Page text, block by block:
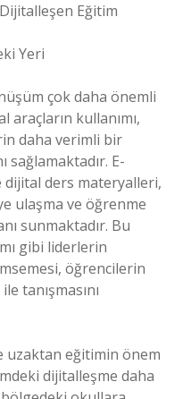
Eğitim
Yeri
çok daha önemli
kullanımı,
daha verimli bir
sağlamaktadır. E-
ders materyalleri,
ulaşma ve öğrenme
sunmaktadır. Bu
gibi liderlerin
öğrencilerin
tanışmasını
uzaktan eğitimin önem
dijitalleşme daha